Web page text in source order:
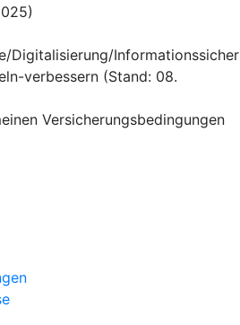
Digitalisierung/
verbessern (Stand: 08.
Versicherungsbedingungen